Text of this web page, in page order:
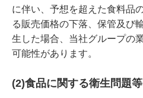
に伴い、予想を超えた食料品
る販売価格の下落、保管及び
生した場合、当社グループの
可能性があります。
(2)食品に関する衛生問題